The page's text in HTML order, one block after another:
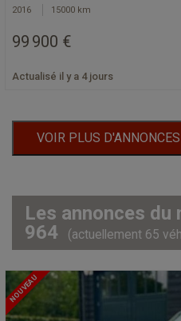
2016 15000 km
99 900 €
Actualisé il y a 4 jours
VOIR PLUS
Les annonces du
964
(actuellement 65
NOUVEAU